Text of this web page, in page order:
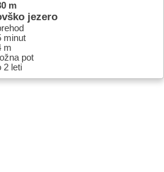
m
jezero
minut
m
pot
2 leti